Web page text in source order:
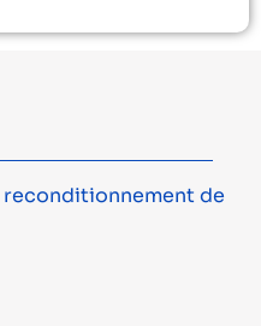
reconditionnement de